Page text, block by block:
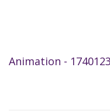
Animation -